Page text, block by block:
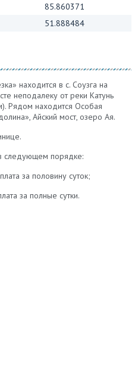
85.860371
51.888484
находится в с. Соузга на
неподалеку от реки Катунь
Рядом находится Особая
Айский мост, озеро Ая.
следующем порядке:
за половину суток;
за полные сутки.